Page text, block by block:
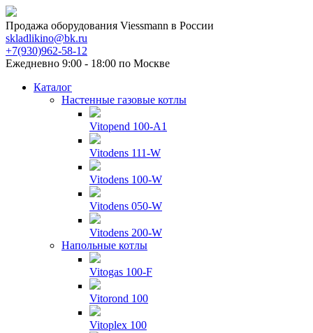
Продажа оборудования Viessmann в России
skladlikino@bk.ru
+7(930)962-58-12
Ежедневно 9:00 - 18:00 по Москве
Каталог
Настенные газовые котлы
Vitopend 100-A1
Vitodens 111-W
Vitodens 100-W
Vitodens 050-W
Vitodens 200-W
Напольные котлы
Vitogas 100-F
Vitorond 100
Vitoplex 100